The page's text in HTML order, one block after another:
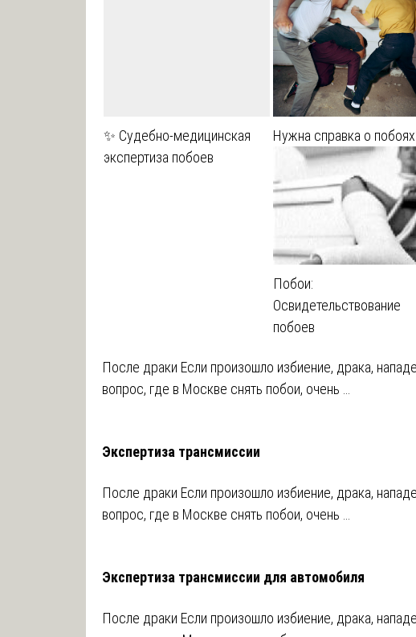
✨ Судебно-медицинская
экспертиза побоев
Нужна справка о
Побои:
Освидетельствование
побоев
После драки Если произошло избиение, драка,
вопрос, где в Москве снять побои, очень …
Экспертиза трансмиссии
После драки Если произошло избиение, драка,
вопрос, где в Москве снять побои, очень …
Экспертиза трансмиссии для автомобиля
После драки Если произошло избиение, драка,